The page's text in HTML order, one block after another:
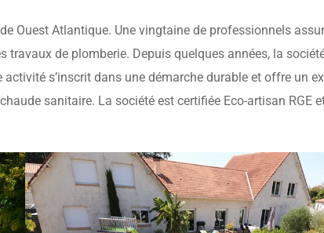
Ouest Atlantique. Une vingtaine de professionnels
de plomberie. Depuis quelques années, la
s’inscrit dans une démarche durable et offre un
sanitaire. La société est certifiée Eco-artisan RGE